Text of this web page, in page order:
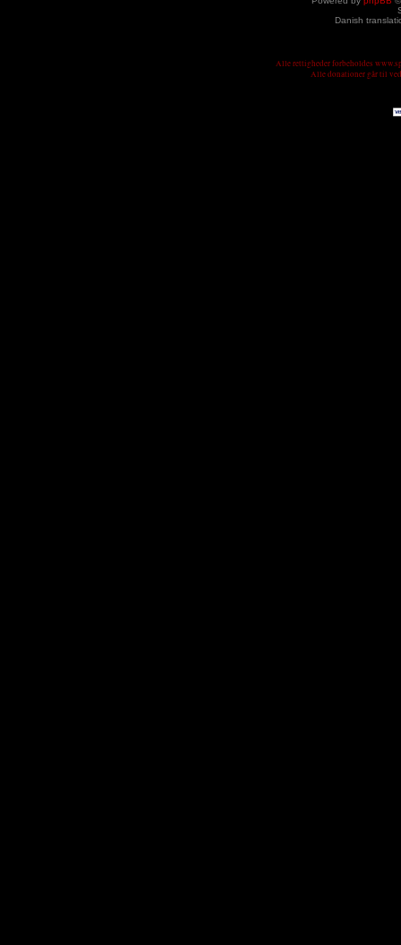
Danish
Alle rettigheder forbeholdes
Alle donationer går til